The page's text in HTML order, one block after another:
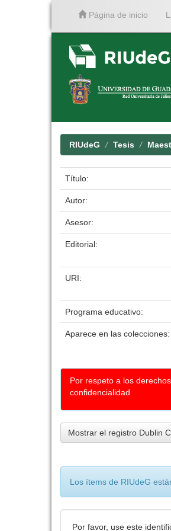
Página de inicio
RIUdeG Tesis
Título:
Autor:
Asesor:
Editorial:
URI:
Programa educativo:
Aparece en las colecciones:
Por respeto a los
confidencialidad
Mostrar el registro Dublin
Los ítems de RIUdeG
Por favor, use este